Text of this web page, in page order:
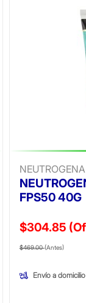
NEUTROGENA
FPS50 40G
$304.85
Precio
$469.00(Antes)
Envío a domicilio